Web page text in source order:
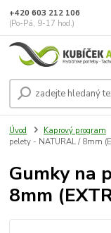
+420 603 212 106
(Po-Pá, 9-17 hod.)
Úvod Kaprový program
pelety - NATURAL / 8mm
Gumky na
8mm